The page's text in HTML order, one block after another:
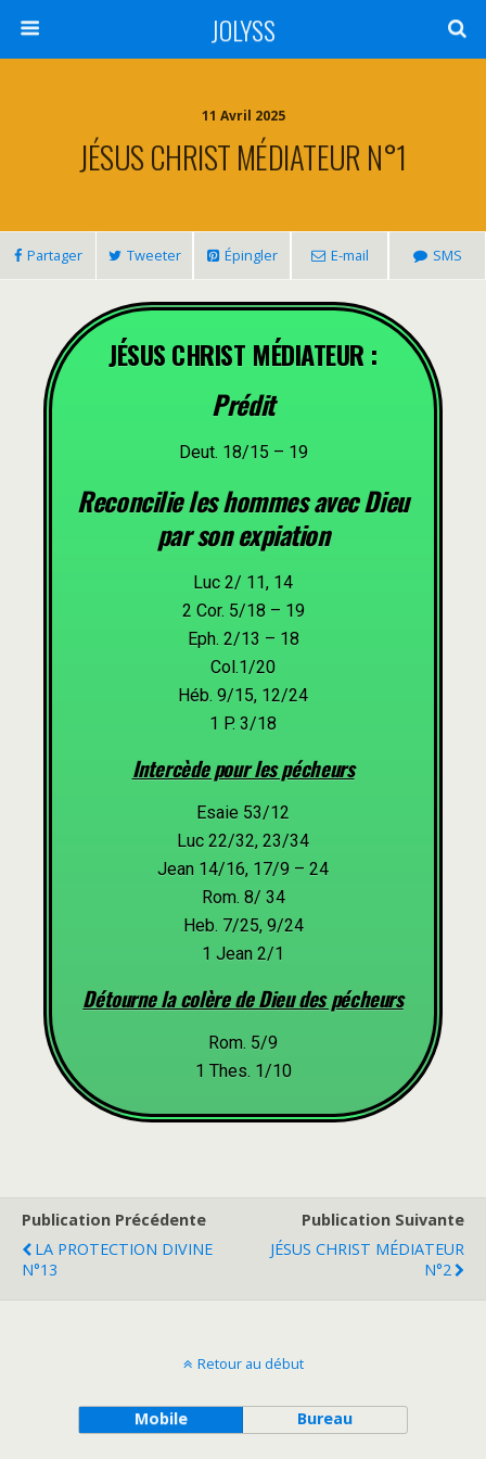
JOLYSS
11 Avril 2025
JÉSUS CHRIST MÉDIATEUR N°1
Partager Tweeter Épingler E-mail SMS
JÉSUS CHRIST MÉDIATEUR :
Prédit
Deut. 18/15 – 19
Reconcilie les hommes avec Dieu
par son expiation
Luc 2/ 11, 14
2 Cor. 5/18 – 19
Eph. 2/13 – 18
Col.1/20
Héb. 9/15, 12/24
1 P. 3/18
Intercède pour les pécheurs
Esaie 53/12
Luc 22/32, 23/34
Jean 14/16, 17/9 – 24
Rom. 8/ 34
Heb. 7/25, 9/24
1 Jean 2/1
Détourne la colère de Dieu des pécheurs
Rom. 5/9
1 Thes. 1/10
Publication Précédente
LA PROTECTION DIVINE
N°13
Publication Suivante
JÉSUS CHRIST MÉDIATEUR
N°2
Retour au début
Mobile Bureau